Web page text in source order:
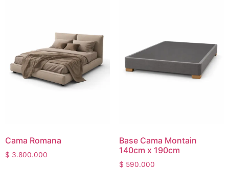
Cama Romana
$ 3.800.000
Base Cama Montain
140cm x 190cm
$ 590.000